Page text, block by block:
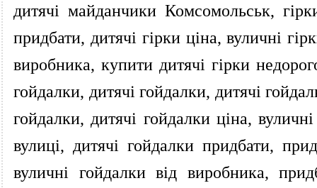
дитячі майданчики Комсомольськ,
придбати, дитячі гірки ціна, вуличні
виробника, купити дитячі гірки
гойдалки, дитячі гойдалки, дитячі
гойдалки, дитячі гойдалки ціна,
вулиці, дитячі гойдалки придбати,
вуличні гойдалки від виробника,